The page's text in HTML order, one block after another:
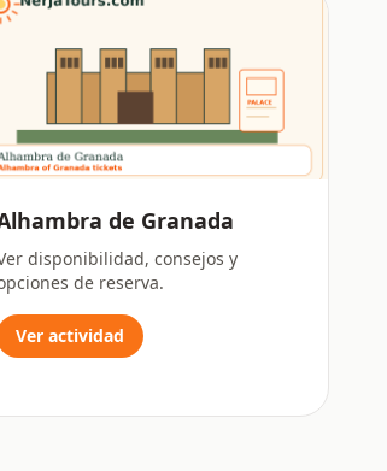
de Granada
disponibilidad, consejos y
de reserva.
Ver actividad